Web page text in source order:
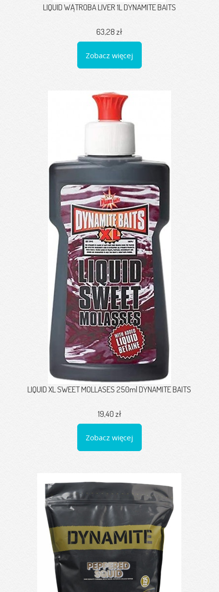
LIQUID WĄTROBA LIVER 1L DYNAMITE BAITS
63,28 zł
Zobacz więcej
LIQUID XL SWEET MOLLASES 250ml DYNAMITE BAITS
19,40 zł
Zobacz więcej